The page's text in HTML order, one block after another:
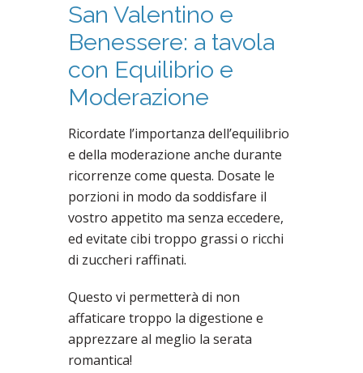
San Valentino e
Benessere: a tavola
con Equilibrio e
Moderazione
Ricordate l’importanza dell’equilibrio
e della moderazione anche durante
ricorrenze come questa. Dosate le
porzioni in modo da soddisfare il
vostro appetito ma senza eccedere,
ed evitate cibi troppo grassi o ricchi
di zuccheri raffinati.
Questo vi permetterà di non
affaticare troppo la digestione e
apprezzare al meglio la serata
romantica!